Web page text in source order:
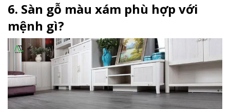
6. Sàn gỗ màu xám phù hợp với
mệnh gì?